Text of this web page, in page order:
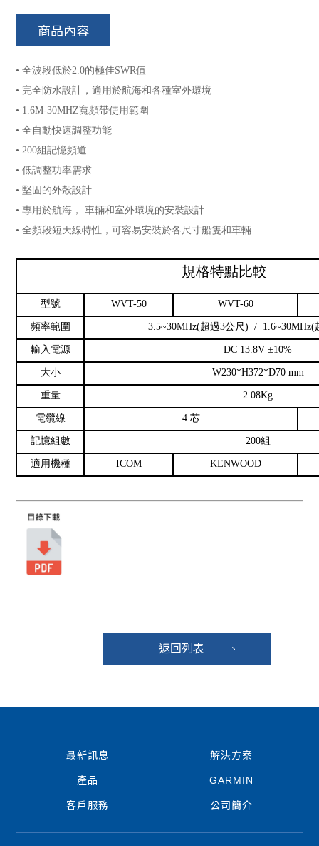
商品內容
• 全波段低於2.0的極佳SWR值
• 完全防水設計，適用於航海和各種室外環境
• 1.6M-30MHZ寬頻帶使用範圍
• 全自動快速調整功能
• 200組記憶頻道
• 低調整功率需求
• 堅固的外殼設計
• 專用於航海， 車輛和室外環境的安裝設計
• 全頻段短天線特性，可容易安裝於各尺寸船隻和車輛
規格特點比較
型號 WVT-50 WVT-60
頻率範圍 3.5~30MHz(超過3公尺) / 1.6~30MHz(
輸入電源 DC 13.8V±10%
大小 W230*H372*D70 mm
重量 2.08Kg
電纜線 4 芯
記憶組數 200組
適用機種 ICOM KENWOOD
返回列表
最新訊息 解決方案
產品 GARMIN
客戶服務 公司簡介